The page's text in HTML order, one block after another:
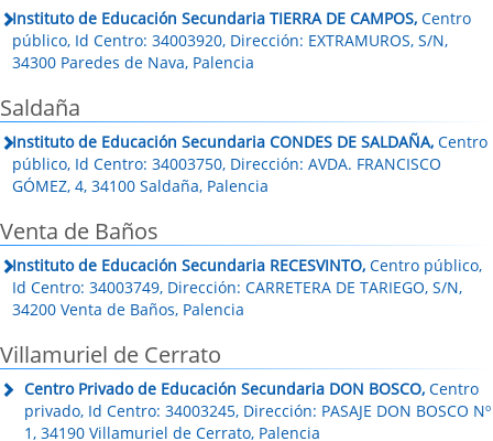
Instituto de Educación Secundaria TIERRA DE CAMPOS, Centro
público, Id Centro: 34003920, Dirección: EXTRAMUROS, S/N,
34300 Paredes de Nava, Palencia
Saldaña
Instituto de Educación Secundaria CONDES DE SALDAÑA, Centro
público, Id Centro: 34003750, Dirección: AVDA. FRANCISCO
GÓMEZ, 4, 34100 Saldaña, Palencia
Venta de Baños
Instituto de Educación Secundaria RECESVINTO, Centro público,
Id Centro: 34003749, Dirección: CARRETERA DE TARIEGO, S/N,
34200 Venta de Baños, Palencia
Villamuriel de Cerrato
Centro Privado de Educación Secundaria DON BOSCO, Centro
privado, Id Centro: 34003245, Dirección: PASAJE DON BOSCO Nº
1, 34190 Villamuriel de Cerrato, Palencia